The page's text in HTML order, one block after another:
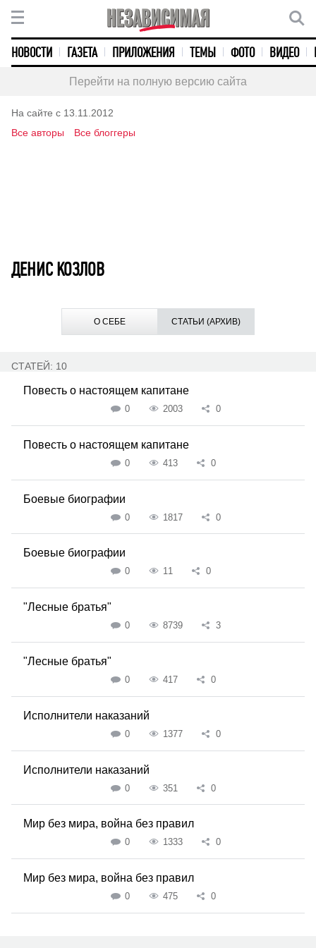
НОВОСТИ ГАЗЕТА ПРИЛОЖЕНИЯ ТЕМЫ ФОТО ВИДЕО
Перейти на полную версию сайта
На сайте с 13.11.2012
Все авторы
Все блоггеры
ДЕНИС КОЗЛОВ
О СЕБЕ СТАТЬИ (АРХИВ)
СТАТЕЙ: 10
Повесть о настоящем капитане
0 2003 0
Повесть о настоящем капитане
0 413 0
Боевые биографии
0 1817 0
Боевые биографии
0 11 0
"Лесные братья"
0 8739 3
"Лесные братья"
0 417 0
Исполнители наказаний
0 1377 0
Исполнители наказаний
0 351 0
Мир без мира, война без правил
0 1333 0
Мир без мира, война без правил
0 475 0